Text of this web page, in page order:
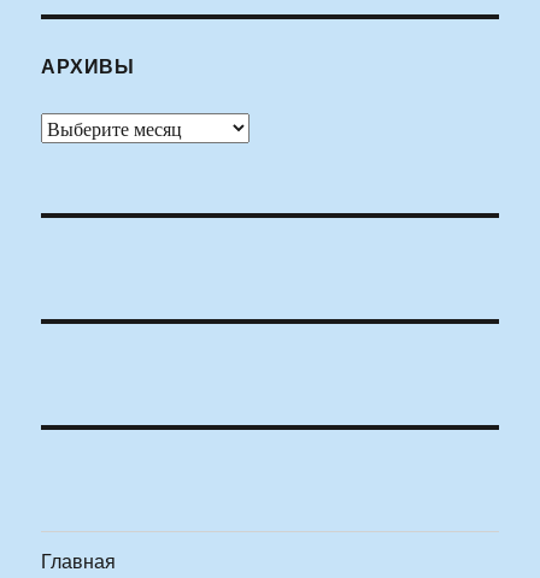
АРХИВЫ
Архивы
Главная